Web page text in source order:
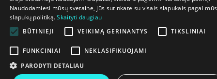
Naudodamiesi mūsų svetaine, jūs sutinkate su visais slapukais pagal
slapukų politiką.Skaityti daugiau
BŪTINIEJI
VEIKIMĄ GERINANTYS TIKSLINIAI
FUNKCINIAI
NEKLASIFIKUOJAMI
PARODYTI DETALIAU